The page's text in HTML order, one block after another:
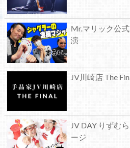
Mr.マリック公
演
JV川崎店 The
JV DAY りずむ
ージ